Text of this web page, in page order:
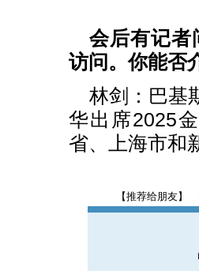
会后有记者
访问。你能否
林剑：巴基
华出席2025
省、上海市和
【推荐给朋友】